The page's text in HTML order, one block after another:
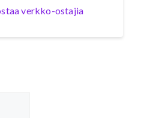
verkko-ostajia